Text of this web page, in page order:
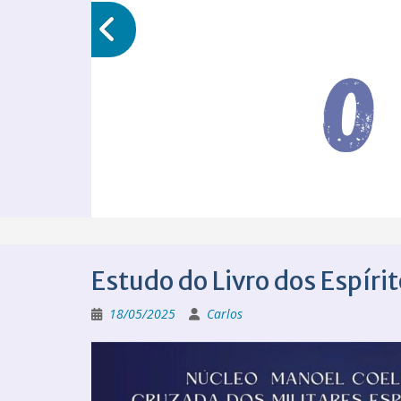
Estudo do Livro dos
18/05/2025 Carlos